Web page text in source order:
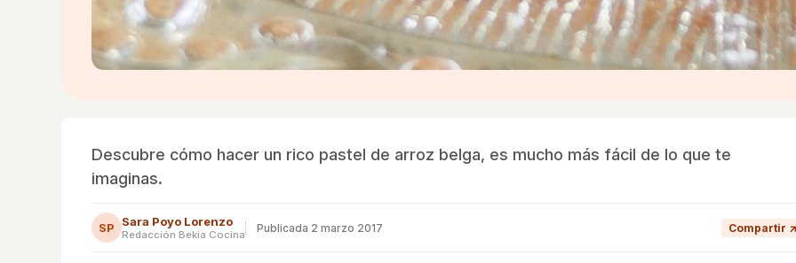
Descubre cómo hacer un rico pastel de arroz belga, es mucho más fácil de lo que te
imaginas.
SP Sara Poyo Lorenzo
Redacción Bekia Cocina
Publicada 2 marzo 2017 Compartir ↗